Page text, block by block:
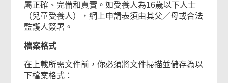
屬正確、完備和真實。如受養人為16歲以下人士
（兒童受養人），網上申請表須由其父／母或合法
監護人簽署。
檔案格式
在上載所需文件前，你必須將文件掃描並儲存為以
下檔案格式：